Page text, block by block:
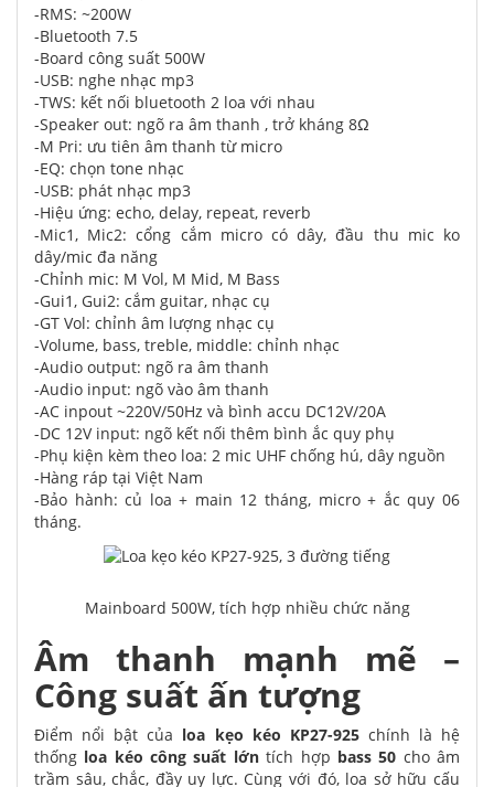
-RMS: ~200W
-Bluetooth 7.5
-Board công suất 500W
-USB: nghe nhạc mp3
-TWS: kết nối bluetooth 2 loa với nhau
-Speaker out: ngõ ra âm thanh , trở kháng 8Ω
-M Pri: ưu tiên âm thanh từ micro
-EQ: chọn tone nhạc
-USB: phát nhạc mp3
-Hiệu ứng: echo, delay, repeat, reverb
-Mic1, Mic2: cổng cắm micro có dây, đầu thu mic ko
dây/mic đa năng
-Chỉnh mic: M Vol, M Mid, M Bass
-Gui1, Gui2: cắm guitar, nhạc cụ
-GT Vol: chỉnh âm lượng nhạc cụ
-Volume, bass, treble, middle: chỉnh nhạc
-Audio output: ngõ ra âm thanh
-Audio input: ngõ vào âm thanh
-AC inpout ~220V/50Hz và bình accu DC12V/20A
-DC 12V input: ngõ kết nối thêm bình ắc quy phụ
-Phụ kiện kèm theo loa: 2 mic UHF chống hú, dây nguồn
-Hàng ráp tại Việt Nam
-Bảo hành: củ loa + main 12 tháng, micro + ắc quy 06
tháng.
Mainboard 500W, tích hợp nhiều chức năng
Âm thanh mạnh mẽ –
Công suất ấn tượng
Điểm nổi bật của loa kẹo kéo KP27-925chính là hệ
thống loa kéo công suất lớntích hợp bass 50 cho âm
trầm sâu, chắc, đầy uy lực. Cùng với đó, loa sở hữu cấu